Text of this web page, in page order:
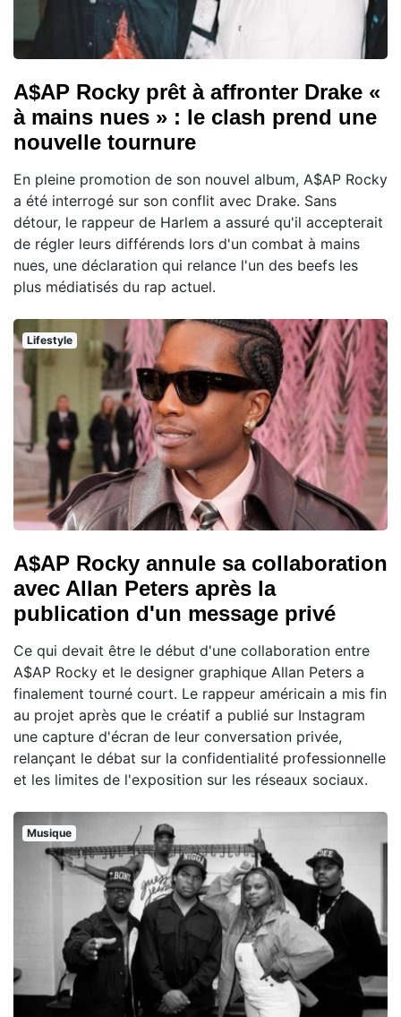
A$AP Rocky prêt à affronter Drake «
à mains nues » : le clash prend une
nouvelle tournure
En pleine promotion de son nouvel album, A$AP Rocky
a été interrogé sur son conflit avec Drake. Sans
détour, le rappeur de Harlem a assuré qu'il accepterait
de régler leurs différends lors d'un combat à mains
nues, une déclaration qui relance l'un des beefs les
plus médiatisés du rap actuel.
Lifestyle
A$AP Rocky annule sa collaboration
avec Allan Peters après la
publication d'un message privé
Ce qui devait être le début d'une collaboration entre
A$AP Rocky et le designer graphique Allan Peters a
finalement tourné court. Le rappeur américain a mis fin
au projet après que le créatif a publié sur Instagram
une capture d'écran de leur conversation privée,
relançant le débat sur la confidentialité professionnelle
et les limites de l'exposition sur les réseaux sociaux.
Musique